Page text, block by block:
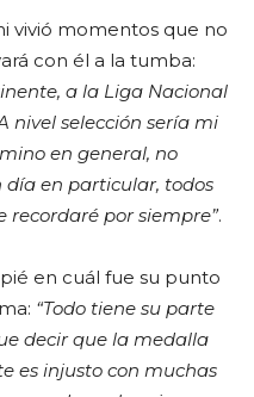
vivió momentos que no
con él a la tumba:
a la Liga Nacional
nivel selección sería mi
en general, no
en particular, todos
por siempre”.
en cuál fue su punto
“Todo tiene su parte
decir que la medalla
es injusto con muchas